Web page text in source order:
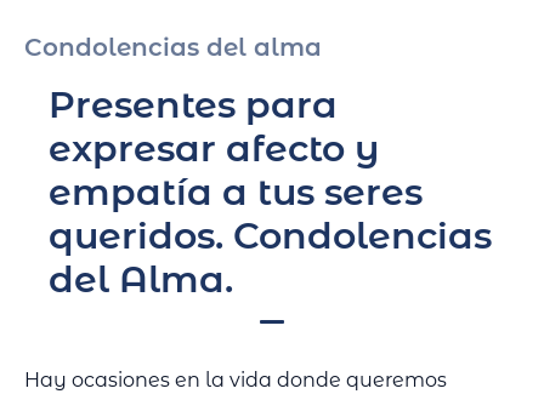
Condolencias del alma
Presentes para
expresar afecto y
empatía a tus seres
queridos. Condolencias
del Alma.
Hay ocasiones en la vida donde queremos